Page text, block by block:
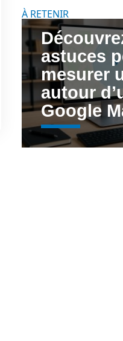
À RETENIR
astuces
mesurer
autour
Google